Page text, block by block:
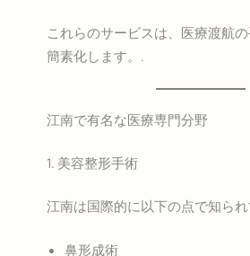
これらのサービスは、医療渡航
簡素化します。.
江南で有名な医療専門分野
1. 美容整形手術
江南は国際的に以下の点で知られ
鼻形成術